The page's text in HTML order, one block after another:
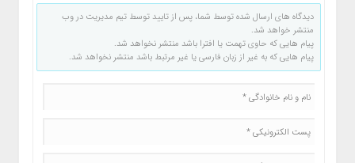
دیدگاه های ارسال شده توسط شما، پس از تایید توسط تیم مدیریت در وب
منتشر خواهد شد.
پیام هایی که حاوی تهمت یا افترا باشد منتشر نخواهد شد.
پیام هایی که به غیر از زبان فارسی یا غیر مرتبط باشد منتشر نخواهد شد.